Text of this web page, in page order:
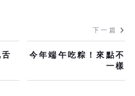
下一篇
今年端午吃粽！來點不
一樣